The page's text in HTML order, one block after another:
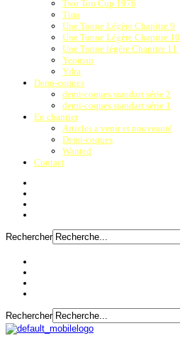
Two Ton Cup 1976
Tina
Une Tonne Légère Chapitre 9
Une Tonne Légère Chapitre 10
Une Tonne légère Chapitre 11
Yeoman
Ydra
Demi-coques
demi-coques standart série 2
demi-coques standart série 1
En chantier
Articles a venir et nouveauté
Demi-coques
Wanted
Contact
Rechercher
Rechercher